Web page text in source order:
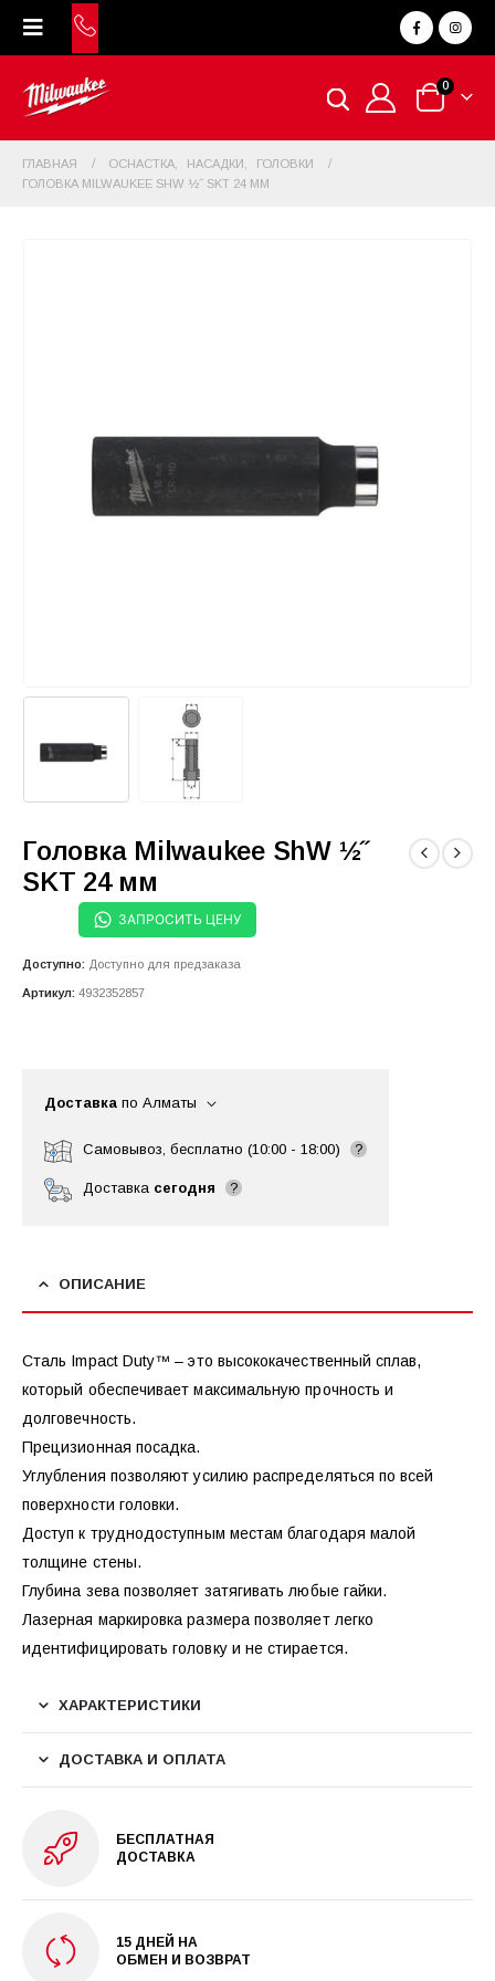
0
ГЛАВНАЯ ОСНАСТКА НАСАДКИ
ГОЛОВКИ
ГОЛОВКА MILWAUKEE SHW ½˝ SKT 24 ММ
Головка Milwaukee ShW ½˝
SKT 24 мм
ЗАПРОСИТЬ ЦЕНУ
Доступно: Доступно для предзаказа
Артикул: 4932352857
Доставка по Алматы
Самовывоз, бесплатно (10:00 - 18:00) ?
Доставка сегодня ?
ОПИСАНИЕ
Сталь Impact Duty™ – это высококачественный сплав,
который обеспечивает максимальную прочность и
долговечность.
Прецизионная посадка.
Углубления позволяют усилию распределяться по всей
поверхности головки.
Доступ к труднодоступным местам благодаря малой
толщине стены.
Глубина зева позволяет затягивать любые гайки.
Лазерная маркировка размера позволяет легко
идентифицировать головку и не стирается.
ХАРАКТЕРИСТИКИ
ДОСТАВКА И ОПЛАТА
БЕСПЛАТНАЯ
ДОСТАВКА
15 ДНЕЙ НА
ОБМЕН И ВОЗВРАТ